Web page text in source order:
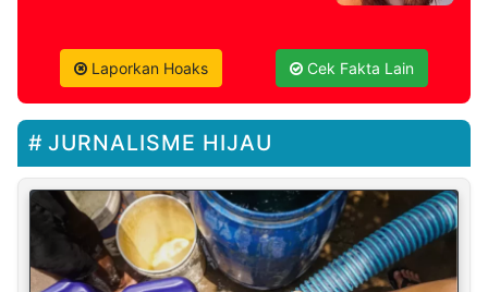
Laporkan Hoaks Cek Fakta Lain
JURNALISME HIJAU